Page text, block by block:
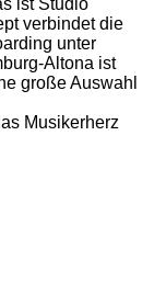
ist Studio
verbindet die
unter
Altona ist
große Auswahl
Musikerherz